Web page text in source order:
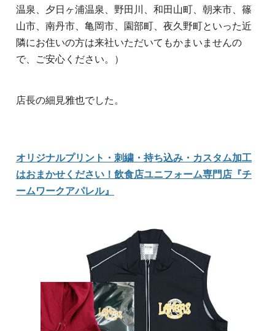
温泉、夕日ヶ浦温泉、野田川、和田山町、朝来市、篠
山市、南丹市、亀岡市、園部町、夜久野町といった近
隣にお住いの方は来社いただいてもかまいませんの
で、ご安心ください。）
店長の細見雅也でした。
オリジナルプリント・刺繍・持ち込み・カスタム加工
はおまかせください！飲食店ユニフォーム専門店『チ
ームワークアパレル』